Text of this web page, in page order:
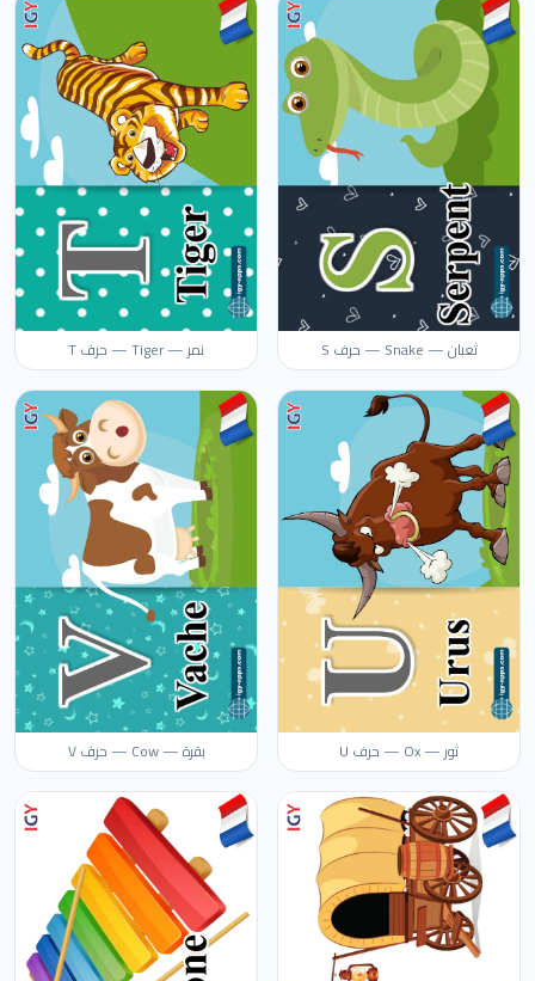
ثعبان — Snake — حرف S نمر — Tiger — حرف T
ثور — Ox — حرف U بقرة — Cow — حرف V